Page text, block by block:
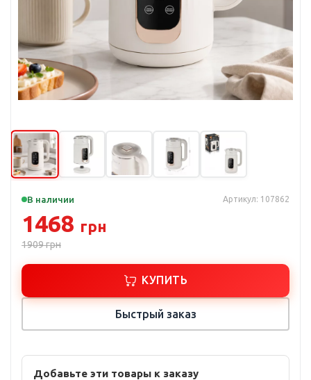
В наличии Артикул: 107862
1468 грн
1909грн
КУПИТЬ
Быстрый заказ
Добавьте эти товары к заказу